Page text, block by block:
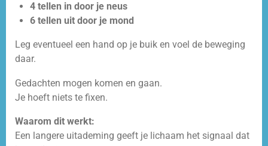
4 tellen in door je neus
6 tellen uit door je mond
Leg eventueel een hand op je buik en voel de beweging
daar.
Gedachten mogen komen en gaan.
Je hoeft niets te fixen.
Waarom dit werkt:
Een langere uitademing geeft je lichaam het signaal dat